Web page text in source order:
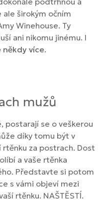
ale širokým očním
Winehouse. Ty
ani nikomu jinému. I
někdy více.
mužů
postarají se o veškerou
díky tomu být v
za postrach. Dost
a vaše rtěnka
Představte si potom
s vámi objeví mezi
rtěnku. NAŠTĚSTÍ.